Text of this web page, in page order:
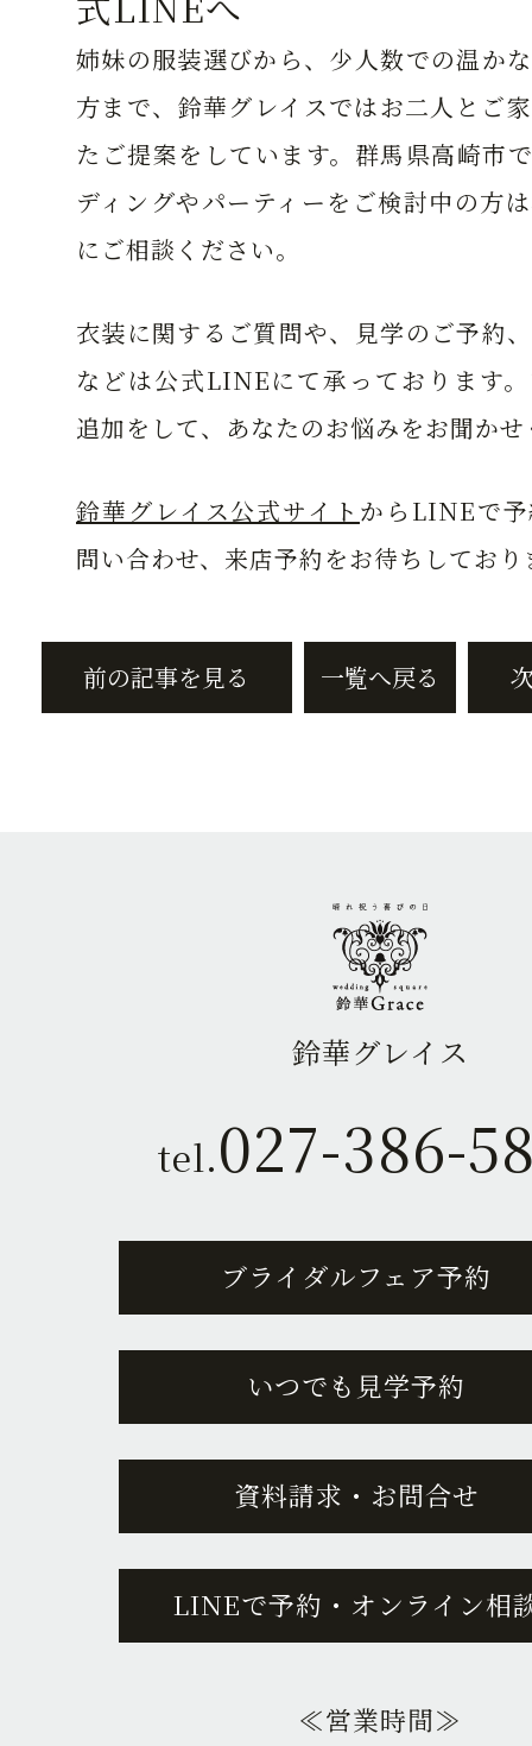
姉妹の服装選びから、少人数での温か
方まで、鈴華グレイスではお二人とご
たご提案をしています。群馬県高崎市
ディングやパーティーをご検討中の方
にご相談ください。
衣装に関するご質問や、見学のご予約
などは公式LINEにて承っております
追加をして、あなたのお悩みをお聞か
鈴華グレイス公式サイト からLINEで
問い合わせ、来店予約をお待ちしており
前の記事を見る 一覧へ戻る
鈴華グレイス
tel.027-386-
ブライダルフェア予約
いつでも見学予約
資料請求・お問合せ
LINEで予約・オンライン相
≪営業時間≫